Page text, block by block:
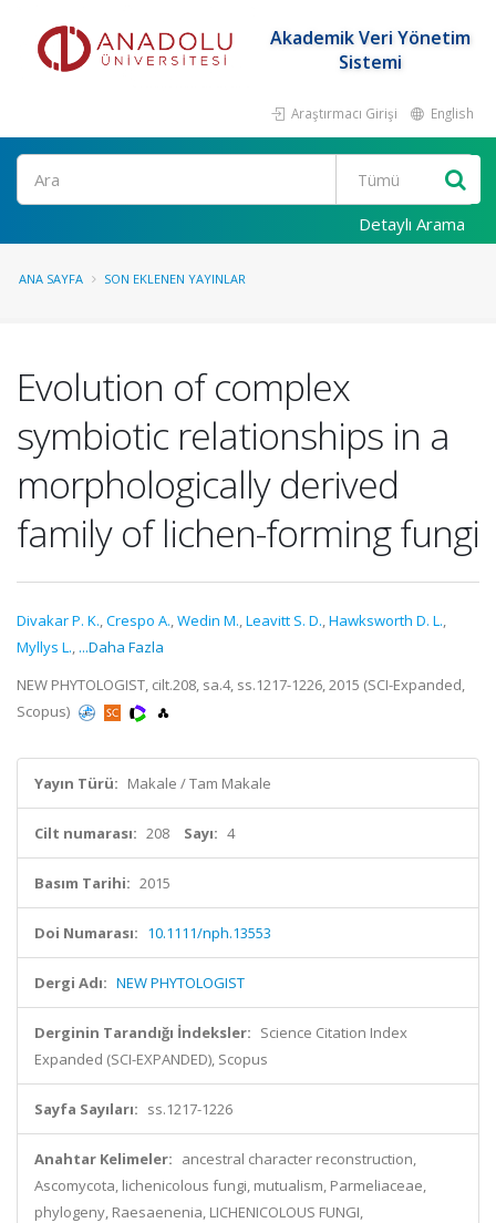
Akademik Veri Yönetim
Sistemi
Araştırmacı Girişi English
Ara
Detaylı Arama
ANA SAYFA SON EKLENEN YAYINLAR
Evolution of complex
symbiotic relationships in a
morphologically derived
family of lichen-forming fungi
Divakar P. K.,Crespo A.,Wedin M.,Leavitt S. D.,Hawksworth D. L.,
Myllys L., ...Daha Fazla
NEW PHYTOLOGIST, cilt.208, sa.4, ss.1217-1226, 2015 (SCI-Expanded,
Scopus)
Yayın Türü: Makale / Tam Makale
Cilt numarası: 208 Sayı: 4
Basım Tarihi: 2015
Doi Numarası: 10.1111/nph.13553
Dergi Adı: NEW PHYTOLOGIST
Derginin Tarandığı İndeksler: Science Citation Index
Expanded (SCI-EXPANDED), Scopus
Sayfa Sayıları: ss.1217-1226
Anahtar Kelimeler: ancestral character reconstruction,
Ascomycota, lichenicolous fungi, mutualism, Parmeliaceae,
phylogeny, Raesaenenia, LICHENICOLOUS FUNGI,